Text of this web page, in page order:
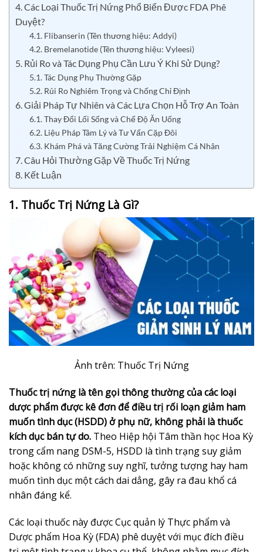
4. Các Loại Thuốc Trị Nứng Phổ Biến Được FDA Phê
Duyệt?
4.1. Flibanserin (Tên thương hiệu: Addyi)
4.2. Bremelanotide (Tên thương hiệu: Vyleesi)
5. Rủi Ro và Tác Dụng Phụ Cần Lưu Ý Khi Sử Dụng?
5.1. Tác Dụng Phụ Thường Gặp
5.2. Rủi Ro Nghiêm Trọng và Chống Chỉ Định
6. Giải Pháp Tự Nhiên và Các Lựa Chọn Hỗ Trợ An Toàn
6.1. Thay Đổi Lối Sống và Chế Độ Ăn Uống
6.2. Liệu Pháp Tâm Lý và Tư Vấn Cặp Đôi
6.3. Khám Phá và Tăng Cường Trải Nghiệm Cá Nhân
7. Câu Hỏi Thường Gặp Về Thuốc Trị Nứng
8. Kết Luận
1. Thuốc Trị Nứng Là Gì?
Ảnh trên: Thuốc Trị Nứng
Thuốc trị nứng là tên gọi thông thường của các loại
dược phẩm được kê đơn để điều trị rối loạn giảm ham
muốn tình dục (HSDD) ở phụ nữ, không phải là thuốc
kích dục bán tự do. Theo Hiệp hội Tâm thần học Hoa Kỳ
trong cẩm nang DSM-5, HSDD là tình trạng suy giảm
hoặc không có những suy nghĩ, tưởng tượng hay ham
muốn tình dục một cách dai dẳng, gây ra đau khổ cá
nhân đáng kể.
Các loại thuốc này được Cục quản lý Thực phẩm và
Dược phẩm Hoa Kỳ (FDA) phê duyệt với mục đích điều